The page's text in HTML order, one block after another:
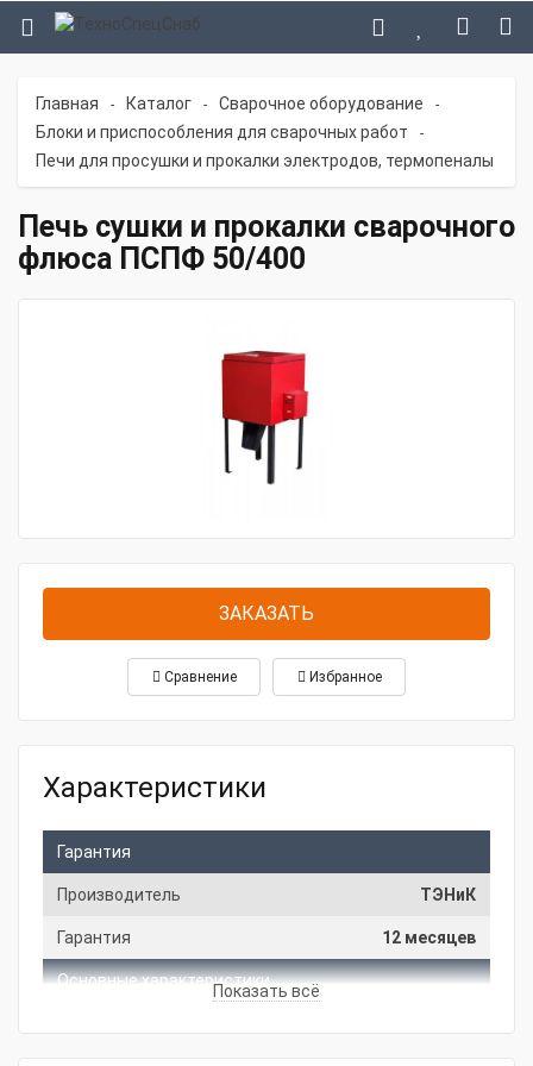
Главная - Каталог - Сварочное оборудование -
Блоки и приспособления для сварочных работ -
Печи для просушки и прокалки электродов, термопеналы
Печь сушки и прокалки сварочного
флюса ПСПФ 50/400
ЗАКАЗАТЬ
Сравнение Избранное
Характеристики
Гарантия
Производитель ТЭНиК
Гарантия 12 месяцев
Основные характеристики
Показать всё